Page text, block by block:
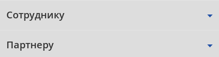
Сотруднику
Партнеру